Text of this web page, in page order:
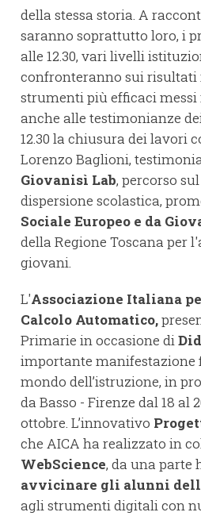
della stessa storia. A
saranno soprattutto loro, i
alle 12.30, vari livelli
confronteranno sui risultati
strumenti più efficaci messi
anche alle testimonianze
12.30 la chiusura dei lavori
Lorenzo Baglioni,
Giovanisì Lab, percorso
dispersione scolastica,
Sociale Europeo e da
della Regione Toscana per
giovani.
L'Associazione Italiana
Calcolo Automatico,
Primarie in occasione di
importante manifestazione
mondo dell’istruzione, in
da Basso - Firenze dal 18 al
ottobre. L’innovativo
che AICA ha realizzato in
WebScience, da una parte
avvicinare gli alunni
agli strumenti digitali con